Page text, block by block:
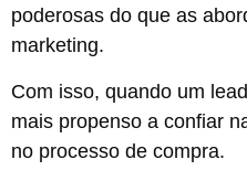
poderosas do que as
marketing.
Com isso, quando um
mais propenso a confiar
no processo de compra.